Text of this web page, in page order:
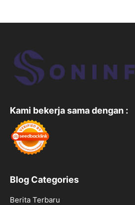
Kami bekerja sama dengan :
Blog Categories
Berita Terbaru